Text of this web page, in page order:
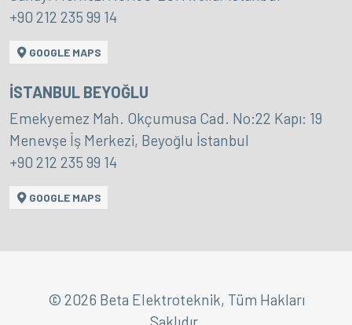
+90 212 235 99 14
GOOGLE MAPS
İSTANBUL BEYOĞLU
Emekyemez Mah. Okçumusa Cad. No:22 Kapı: 19
Menevşe İş Merkezi, Beyoğlu İstanbul
+90 212 235 99 14
GOOGLE MAPS
© 2026 Beta Elektroteknik, Tüm Hakları